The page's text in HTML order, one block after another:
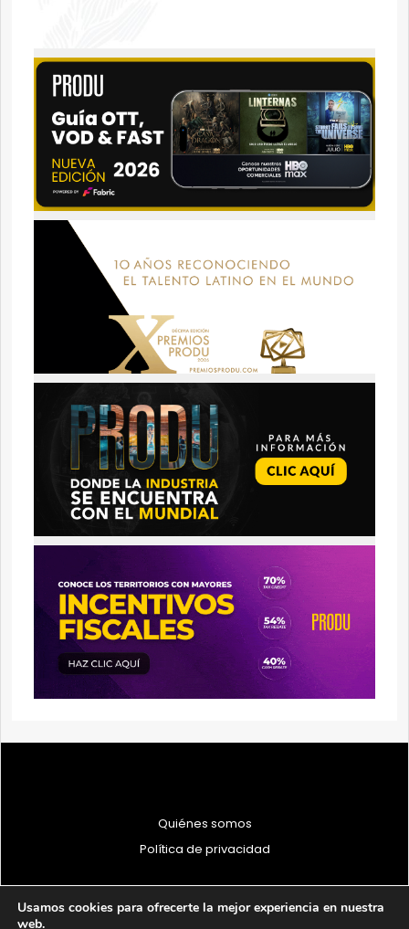
Quiénes somos
Política de privacidad
Usamos cookies para ofrecerte la mejor experiencia en nuestra
web.